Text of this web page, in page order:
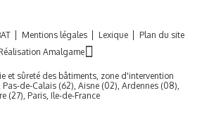
Mentions légales Lexique
Plan du site
Amalgame
et sûreté des bâtiments, zone d'intervention
de-Calais (62), Aisne (02), Ardennes (08),
(27), Paris, Ile-de-France